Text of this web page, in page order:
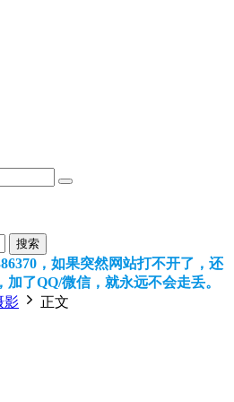
搜索
，如果突然网站打不开了，还
了QQ/微信，就永远不会走丢。
影 正文